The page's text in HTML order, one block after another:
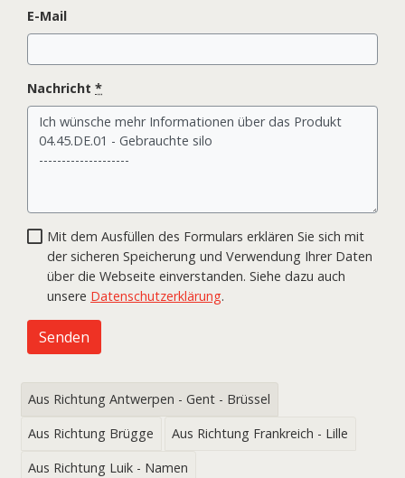
E-Mail
Nachricht *
Mit dem Ausfüllen des Formulars erklären Sie sich mit
der sicheren Speicherung und Verwendung Ihrer Daten
über die Webseite einverstanden. Siehe dazu auch
unsere Datenschutzerklärung.
Senden
Aus Richtung Antwerpen - Gent - Brüssel
Aus Richtung Brügge
Aus Richtung Frankreich - Lille
Aus Richtung Luik - Namen